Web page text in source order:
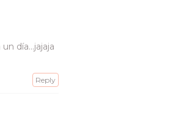
día…jajaja
Reply